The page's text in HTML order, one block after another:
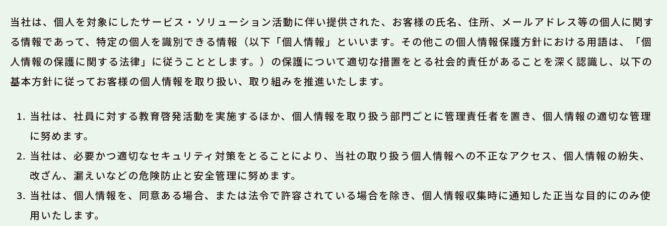
当社は、個人を対象にしたサービス・ソリューション活動に伴い提供された、お客様の氏名、住所、メールアドレス等の個人に関す
る情報であって、特定の個人を識別できる情報（以下「個人情報」といいます。その他この個人情報保護方針における用語は、「個
人情報の保護に関する法律」に従うこととします。）の保護について適切な措置をとる社会的責任があることを深く認識し、以下の
基本方針に従ってお客様の個人情報を取り扱い、取り組みを推進いたします。
当社は、社員に対する教育啓発活動を実施するほか、個人情報を取り扱う部門ごとに管理責任者を置き、個人情報の適切な管理
に努めます。
当社は、必要かつ適切なセキュリティ対策をとることにより、当社の取り扱う個人情報への不正なアクセス、個人情報の紛失、
改ざん、漏えいなどの危険防止と安全管理に努めます。
当社は、個人情報を、同意ある場合、または法令で許容されている場合を除き、個人情報収集時に通知した正当な目的にのみ使
用いたします。